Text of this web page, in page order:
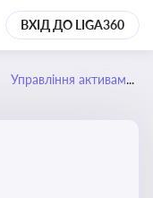
ВХІД ДО LIGA360
Управління активами